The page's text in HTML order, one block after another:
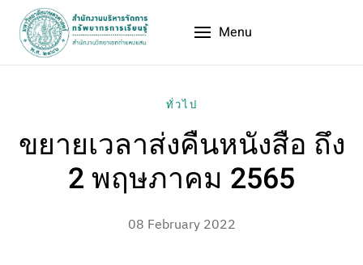
Menu
ทั่วไป
ขยายเวลาส่งคืนหนังสือ ถึง
2 พฤษภาคม 2565
08 February 2022